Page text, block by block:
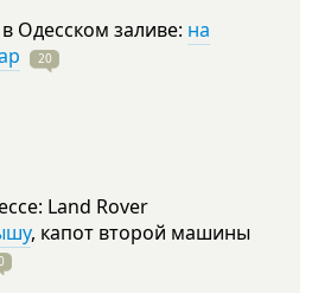
Одесском заливе: на
20
Land Rover
, капот второй машины